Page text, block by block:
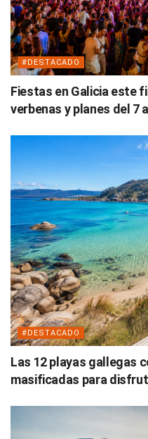
#DESTACADO
Fiestas en Galicia este
verbenas y planes del 7
#DESTACADO
Las 12 playas gallegas
masificadas para